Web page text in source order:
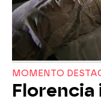
MOMENTO